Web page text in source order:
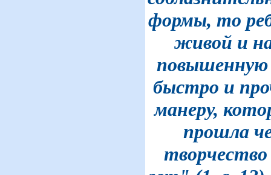
формы, то
живой и
повышенную
быстро и
манеру,
прошла